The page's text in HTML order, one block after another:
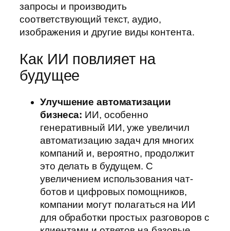
запросы и производить
соответствующий текст, аудио,
изображения и другие виды контента.
Как ИИ повлияет на
будущее
Улучшение автоматизации
бизнеса: ИИ, особенно
генеративный ИИ, уже увеличил
автоматизацию задач для многих
компаний и, вероятно, продолжит
это делать в будущем. С
увеличением использования чат-
ботов и цифровых помощников,
компании могут полагаться на ИИ
для обработки простых разговоров с